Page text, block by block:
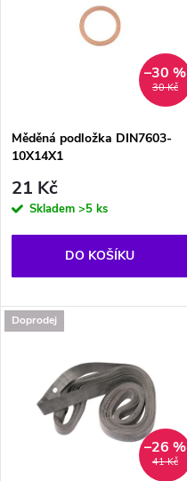
p
r
o
d
u
s
p
r
d
30 Kč
–30 %
Měděná podložka DIN7603-
10X14X1
21 Kč
Skladem >5 ks
DO KOŠÍKU
Doprodej
41 Kč
–26 %